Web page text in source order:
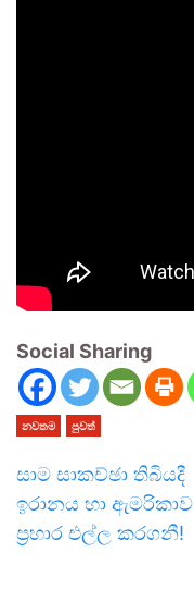
Social Sharing
නවතම පුවත්
සාම සාකච්ඡා තිබියදී
ඉරානය හා ඇමරිකාව
ප්‍රහාර එල්ල කරගනී!